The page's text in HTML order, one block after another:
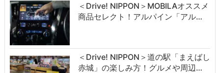
＜Drive! NIPPON＞MOBILAオススメ
商品セレクト！アルパイン「アル…
＜Drive! NIPPON＞道の駅「まえばし
赤城」の楽しみ方！グルメや周辺…